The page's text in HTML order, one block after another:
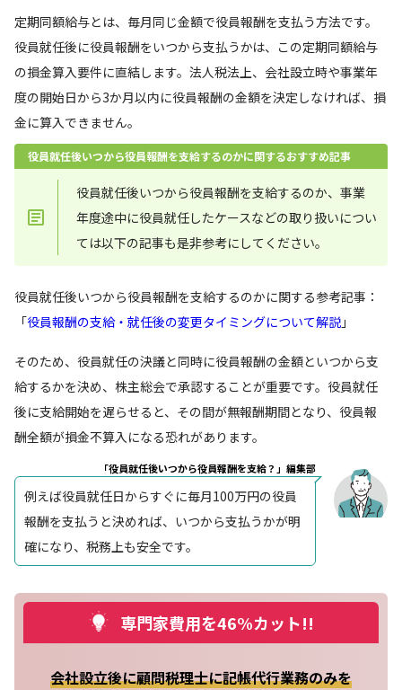
定期同額給与とは、毎月同じ金額で役員報酬を支払う方法です。
役員就任後に役員報酬をいつから支払うかは、この定期同額給与
の損金算入要件に直結します。法人税法上、会社設立時や事業年
度の開始日から3か月以内に役員報酬の金額を決定しなければ、損
金に算入できません。
役員就任後いつから役員報酬を支給するのかに関するおすすめ記事
役員就任後いつから役員報酬を支給するのか、事業
年度途中に役員就任したケースなどの取り扱いについ
ては以下の記事も是非参考にしてください。
役員就任後いつから役員報酬を支給するのかに関する参考記事：
「役員報酬の支給・就任後の変更タイミングについて解説 」
そのため、役員就任の決議と同時に役員報酬の金額といつから支
給するかを決め、株主総会で承認することが重要です。役員就任
後に支給開始を遅らせると、その間が無報酬期間となり、役員報
酬全額が損金不算入になる恐れがあります。
「役員就任後いつから役員報酬を支給？」編集部
例えば役員就任日からすぐに毎月100万円の役員
報酬を支払うと決めれば、いつから支払うかが明
確になり、税務上も安全です。
専門家費用を46%カット!!
会社設立後に顧問税理士に記帳代行業務のみを